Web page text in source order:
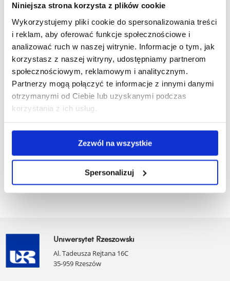
Niniejsza strona korzysta z plików cookie
Wykorzystujemy pliki cookie do spersonalizowania treści
i reklam, aby oferować funkcje społecznościowe i
analizować ruch w naszej witrynie. Informacje o tym, jak
korzystasz z naszej witryny, udostępniamy partnerom
społecznościowym, reklamowym i analitycznym.
Partnerzy mogą połączyć te informacje z innymi danymi
otrzymanymi od Ciebie lub uzyskanymi podczas
korzystania z ich usług.
Zezwól na wszystkie
Spersonalizuj
Supervisor:
dr hab. inż. Agata Znamirowska, prof. UR
e-mail: aznamirowska@ur.edu.pl
Abstract:
Research will focus on determining the role of
various factors influencing the bioavailability of phenolic
compounds in fermented milk or whey. The scope of the
research will include: selection and evaluation of raw
materials as well as theoretical development of the optimal
product composition using probiotic Bifidobacterium and
Lactobacillus strains; performing several variants of tests;
determination of health-promoting properties during storage,
including the determination of the bioavailability of phenolic
simulated in vitro digestion method.
Uniwersytet Rzeszowski
Al. Tadeusza Rejtana 16C
35-959 Rzeszów